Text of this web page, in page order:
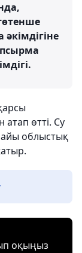
өтті. Су
облыстық
оқыңыз